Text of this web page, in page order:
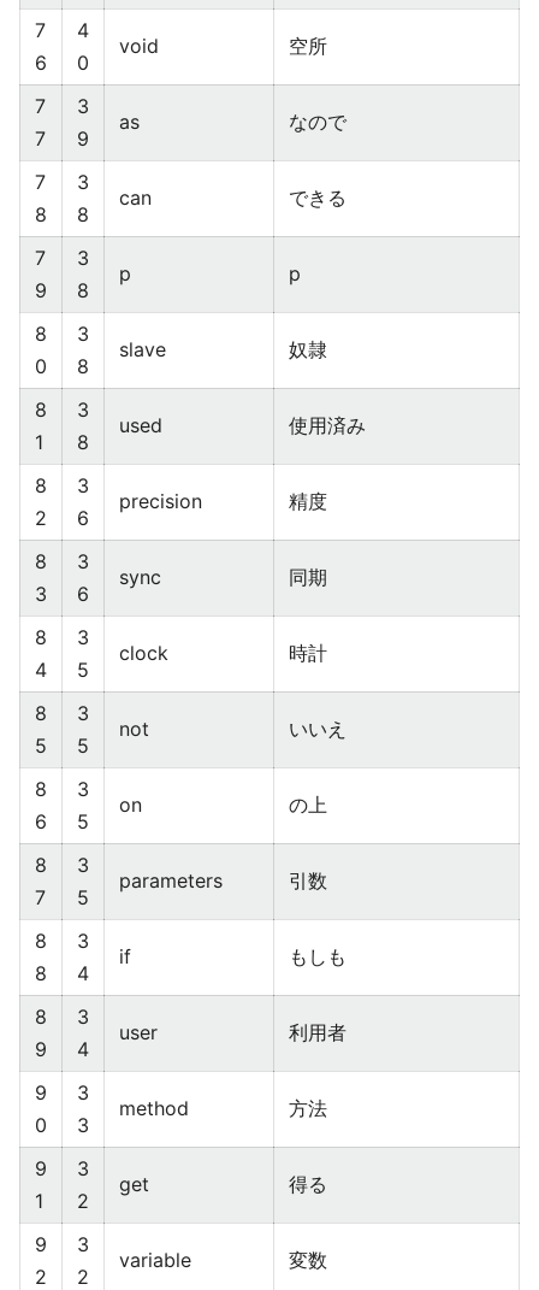
7
6
4
0
void 空所
7
7
3
9
as なので
7
8
3
8
can できる
7
9
3
8
p p
8
0
3
8
slave 奴隷
8
1
3
8
used 使用済み
8
2
3
6
precision 精度
8
3
3
6
sync 同期
8
4
3
5
clock 時計
8
5
3
5
not いいえ
8
6
3
5
on の上
8
7
3
5
parameters 引数
8
8
3
4
if もしも
8
9
3
4
user 利用者
9
0
3
3
method 方法
9
1
3
2
get 得る
9
2
3
2
variable 変数